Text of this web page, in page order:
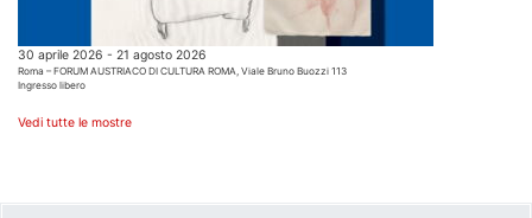
30 aprile 2026 - 21 agosto 2026
Roma – FORUM AUSTRIACO DI CULTURA ROMA, Viale Bruno Buozzi 113
Ingresso libero
Vedi tutte le mostre